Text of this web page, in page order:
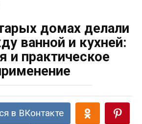
домах делали
ванной и кухней:
и практическое
в ВКонтакте